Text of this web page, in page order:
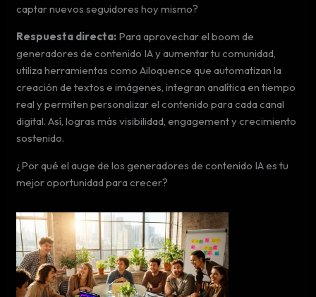
captar nuevos seguidores hoy mismo?
Respuesta directa: Para aprovechar el boom de
generadores de contenido IA y aumentar tu comunidad,
utiliza herramientas como Ailoquence que automatizan la
creación de textos e imágenes, integran analítica en tiempo
real y permiten personalizar el contenido para cada canal
digital. Así, logras más visibilidad, engagement y crecimiento
sostenido.
¿Por qué el auge de los generadores de contenido IA es tu
mejor oportunidad para crecer?